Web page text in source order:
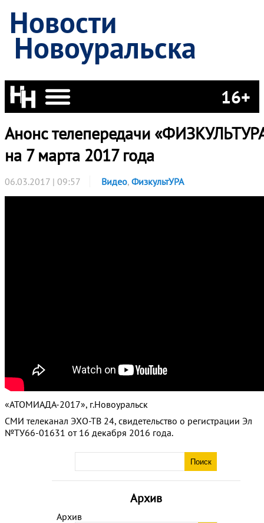
Новости
Новоуральска
16+
Архив
Архив
Анонс телепередачи
на 7 марта 2017 года
06.03.2017 | 09:57 Видео, ФизкультУРА
«АТОМИАДА-2017», г.Новоуральск
СМИ телеканал ЭХО-ТВ 24, свидетельство о регистрации Эл
№ТУ66-01631 от 16 декабря 2016 года.